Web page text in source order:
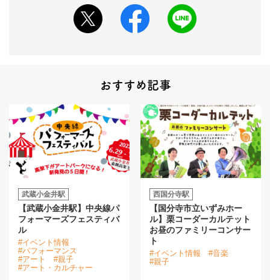
おすすめ記事
武蔵小金井駅
【武蔵小金井駅】中央線パ
フォーマーズフェスティバ
ル
#イベント情報
#パフォーマンス
#アート
#親子
#アート・カルチャー
西国分寺駅
【国分寺市立いずみホー
ル】栗コーダーカルテット
お昼のファミリーコンサー
ト
#イベント情報
#音楽
#親子